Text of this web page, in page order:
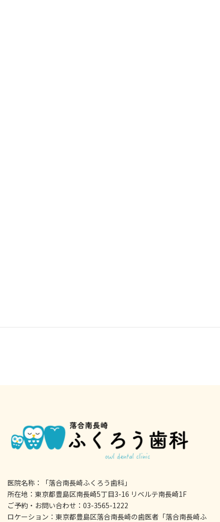
医院名称：「落合南長崎ふくろう歯科」
所在地：東京都豊島区南長崎5丁目3-16 リベルテ南長崎1F
ご予約・お問い合わせ：03-3565-1222
ロケーション：東京都豊島区落合南長崎の歯医者「落合南長崎ふ